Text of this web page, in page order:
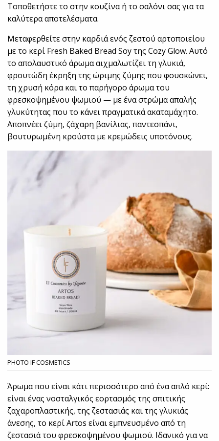
Τοποθετήστε το στην κουζίνα ή το σαλόνι σας για τα
καλύτερα αποτελέσματα.
Μεταφερθείτε στην καρδιά ενός ζεστού αρτοποιείου
με το κερί Fresh Baked Bread Soy της Cozy Glow. Αυτό
το απολαυστικό άρωμα αιχμαλωτίζει τη γλυκιά,
φρουτώδη έκρηξη της ώριμης ζύμης που φουσκώνει,
τη χρυσή κόρα και το παρήγορο άρωμα του
φρεσκοψημένου ψωμιού — με ένα στρώμα απαλής
γλυκύτητας που το κάνει πραγματικά ακαταμάχητο.
Αποπνέει ζύμη, ζάχαρη βανίλιας, παντεσπάνι,
βουτυρωμένη κρούστα με κρεμώδεις υποτόνους.
PHOTO IF COSMETICS
Άρωμα που είναι κάτι περισσότερο από ένα απλό κερί:
είναι ένας νοσταλγικός εορτασμός της σπιτικής
ζαχαροπλαστικής, της ζεστασιάς και της γλυκιάς
άνεσης, το κερί Artos είναι εμπνευσμένο από τη
ζεστασιά του φρεσκοψημένου ψωμιού. Ιδανικό για να